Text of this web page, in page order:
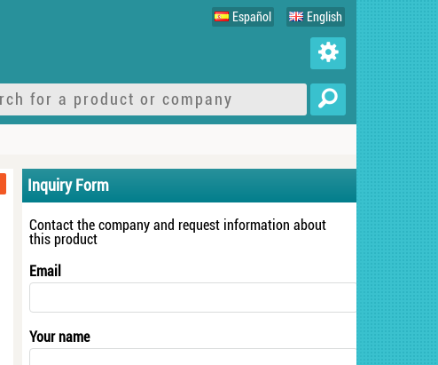
Español English
Inquiry Form
Contact the company and request information about
this product
Email
Your name